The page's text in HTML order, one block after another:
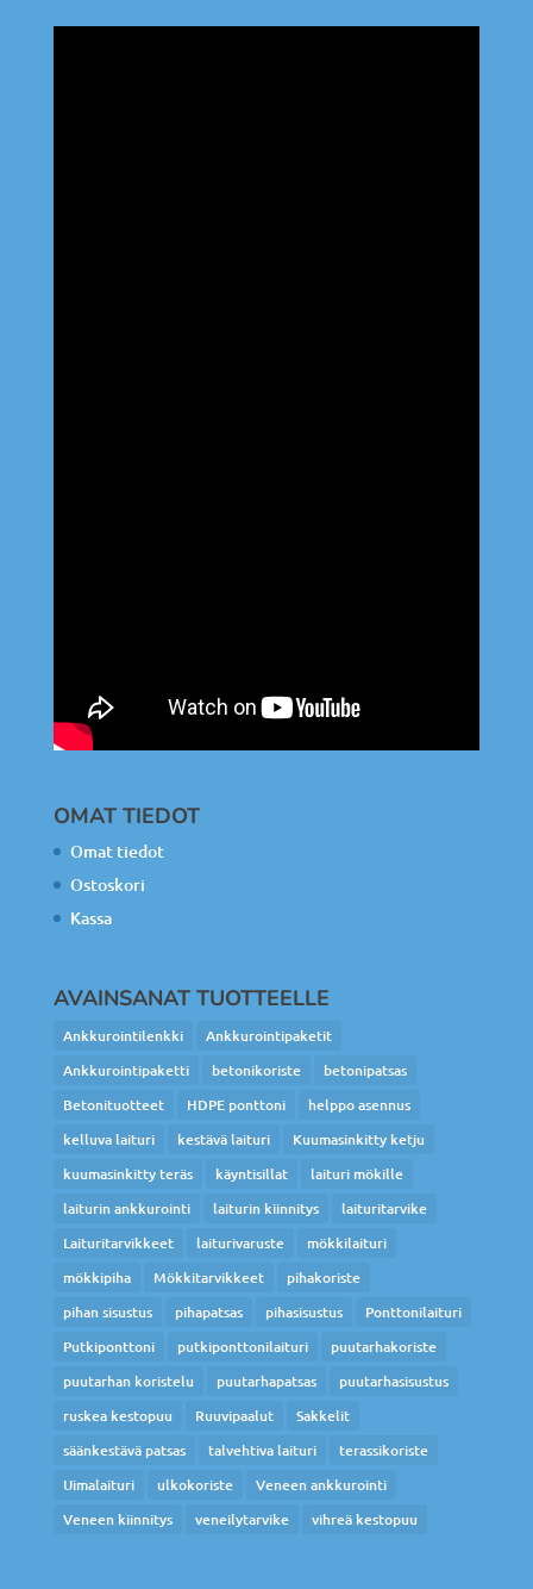
OMAT TIEDOT
Omat tiedot
Ostoskori
Kassa
AVAINSANAT TUOTTEELLE
Ankkurointilenkki
Ankkurointipaketit
Ankkurointipaketti
betonikoriste
betonipatsas
Betonituotteet
HDPE ponttoni
helppo asennus
kelluva laituri
kestävä laituri
Kuumasinkitty ketju
kuumasinkitty teräs
käyntisillat
laituri mökille
laiturin ankkurointi
laiturin kiinnitys
laituritarvike
Laituritarvikkeet
laiturivaruste
mökkilaituri
mökkipiha
Mökkitarvikkeet
pihakoriste
pihan sisustus
pihapatsas pihasisustus
Ponttonilaituri
Putkiponttoni
putkiponttonilaituri
puutarhakoriste
puutarhan koristelu
puutarhapatsas
puutarhasisustus
ruskea kestopuu
Ruuvipaalut
Sakkelit
säänkestävä patsas
talvehtiva laituri
terassikoriste
Uimalaituri
ulkokoriste
Veneen ankkurointi
Veneen kiinnitys
veneilytarvike vihreä kestopuu